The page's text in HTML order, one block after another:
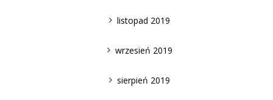
listopad 2019
wrzesień 2019
sierpień 2019